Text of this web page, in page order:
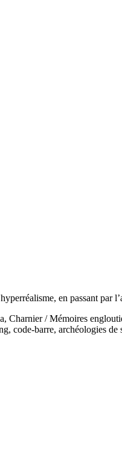
en passant par
Charnier / Mémoires
code-barre, archéologies de